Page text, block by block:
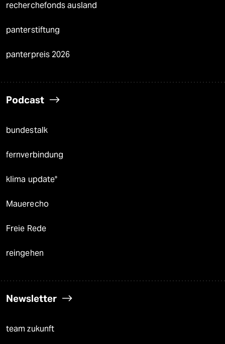
recherchefonds ausland
panterstiftung
panterpreis 2026
Podcast
bundestalk
fernverbindung
klima update°
Mauerecho
Freie Rede
reingehen
Newsletter
team zukunft